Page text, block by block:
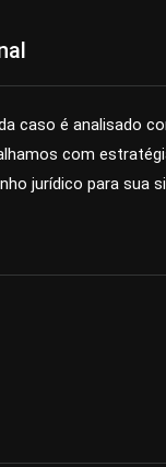
caso é analisado
com
jurídico para sua